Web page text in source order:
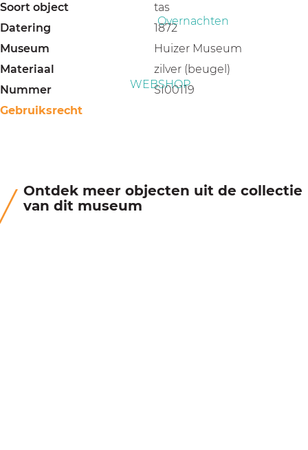
Overnachten
WEBSHOP
Soort object
tas
Datering
1872
Museum
Huizer Museum
Materiaal
zilver (beugel)
Nummer
SI00119
Gebruiksrecht
Ontdek meer objecten uit de collectie
van dit museum